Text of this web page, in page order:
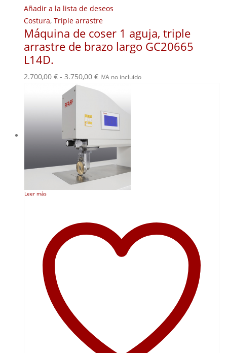
Añadir a la lista de deseos
Costura, Triple arrastre
Máquina de coser 1 aguja, triple
arrastre de brazo largo GC20665
L14D.
2.700,00 € - 3.750,00 €Rango
de
precios:
desde
2.700,00 €
hasta
3.750,00 €
IVA no incluido
Leer más